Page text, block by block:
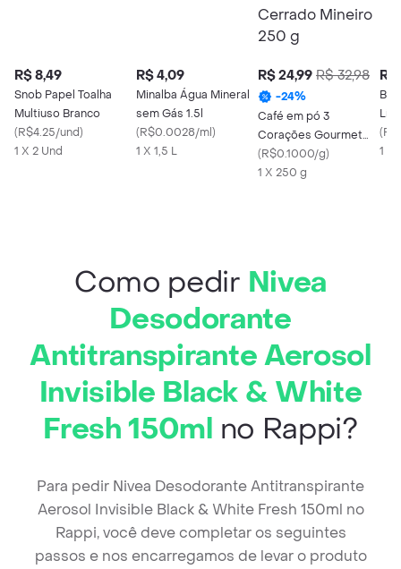
R$ 8,49
Snob Papel Toalha
Multiuso Branco
(R$4.25/und)
1 X 2 Und
R$ 4,09
Minalba Água Mineral
sem Gás 1.5l
(R$0.0028/ml)
1 X 1,5 L
R$ 24,99 R$ 32,98
-24%
Café em pó 3
Corações Gourmet
Cerrado Mineiro 250
g
(R$0.1000/g)
1 X 250 g
R$
(
1 X
Como pedir Nivea
Desodorante
Antitranspirante Aerosol
Invisible Black & White
Fresh 150ml no Rappi?
Para pedir Nivea Desodorante Antitranspirante
Aerosol Invisible Black & White Fresh 150ml no
Rappi, você deve completar os seguintes
passos e nos encarregamos de levar o produto